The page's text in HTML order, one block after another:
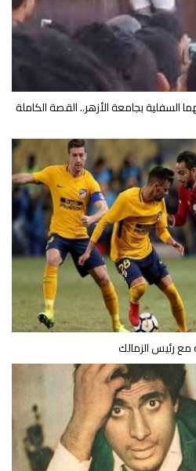
السفلية بجامعة الأزهر.. القصة الكاملة
رئيس الزمالك